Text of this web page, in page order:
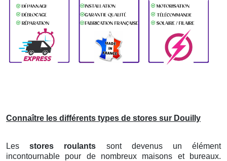
Connaître les différents types de stores sur Douilly
Lesstores roulants sont devenus un élément
incontournable pour de nombreux maisons et bureaux.